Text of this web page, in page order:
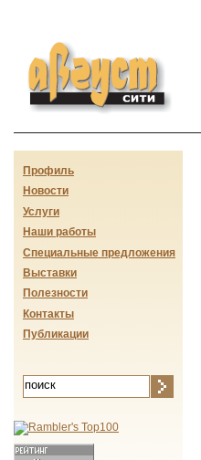
Август-сити
Профиль
Новости
Услуги
Наши работы
Специальные предложения
Выставки
Полезности
Контакты
Публикации